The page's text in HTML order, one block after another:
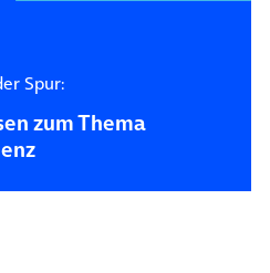
Spur:
zum Thema